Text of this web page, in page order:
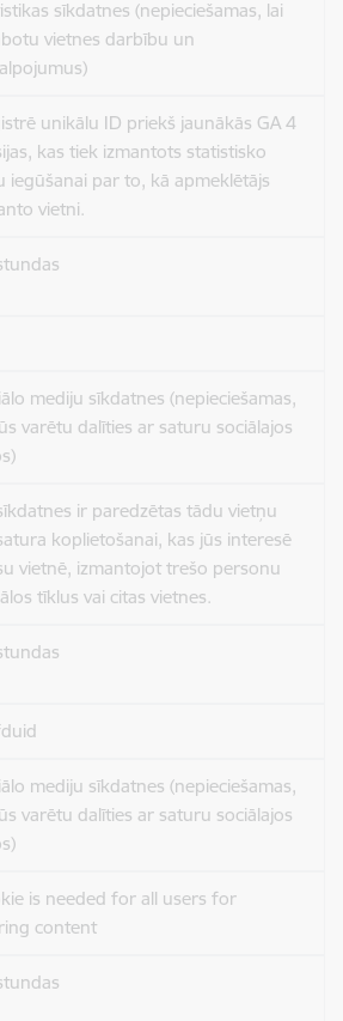
sīkdatnes (nepieciešamas, lai
vietnes darbību un
unikālu ID priekš jaunākās GA 4
kas tiek izmantots statistisko
iegūšanai par to, kā apmeklētājs
vietni.
mediju sīkdatnes (nepieciešamas,
varētu dalīties ar saturu sociālajos
ir paredzētas tādu vietņu
koplietošanai, kas jūs interesē
vietnē, izmantojot trešo personu
tīklus vai citas vietnes.
mediju sīkdatnes (nepieciešamas,
varētu dalīties ar saturu sociālajos
is needed for all users for
content